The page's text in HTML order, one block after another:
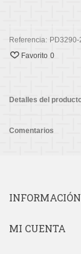
Referencia: PD3290-
Favorito 0
Detalles del
Comentarios
INFORMACIÓN
MI CUENTA